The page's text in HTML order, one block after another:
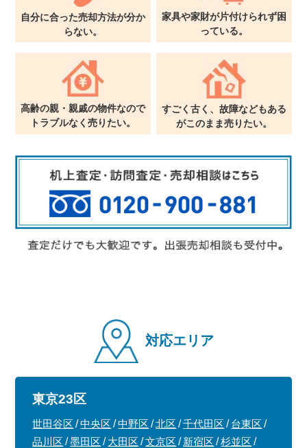
自分に合った売却方法が分か
らない。
家具や家財が片付けられず困
っている。
高齢の親・親戚の物件なので
トラブルなく売りたい。
すごく古く、故障などもある
がこのまま売りたい。
対応エリア
東京23区
世田谷区 中央区 中野区 北区 千代田区
台東区
品川区
墨田区 大田区 文京区 新宿区
杉並区